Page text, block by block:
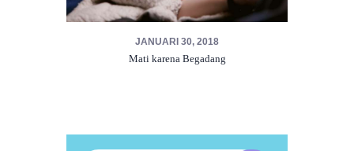
JANUARI 30, 2018
Mati karena Begadang